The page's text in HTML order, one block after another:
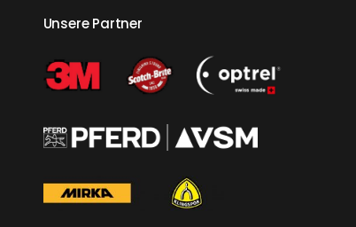
Unsere Partner